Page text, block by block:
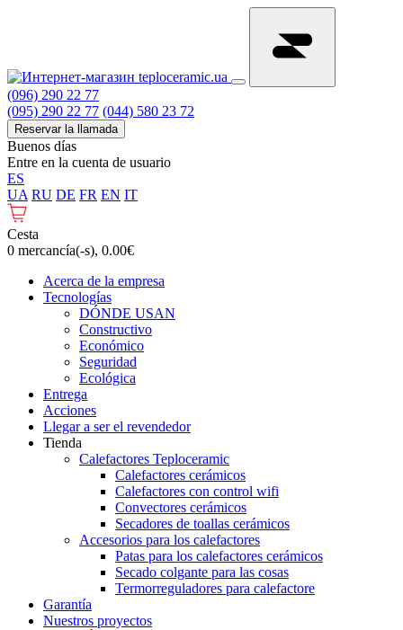
(096) 290 22 77
(095) 290 22 77 (044) 580 23 72
Reservar la llamada
Buenos días
Entre en la cuenta de usuario
ES
UA RU DE FR EN IT
Cesta
0 mercancía(-s), 0.00€
Acerca de la empresa
Tecnologías
DÓNDE USAN
Constructivo
Económico
Seguridad
Ecológica
Entrega
Acciones
Llegar a ser el revendedor
Tienda
Calefactores Teploceramic
Calefactores cerámicos
Calefactores con control wifi
Convectores cerámicos
Secadores de toallas cerámicos
Accesorios para los calefactores
Patas para los calefactores cerámicos
Secado colgante para las cosas
Termorreguladores para calefactore
Garantía
Nuestros proyectos